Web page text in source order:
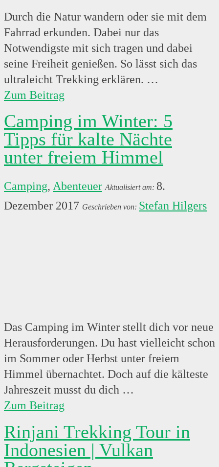
Durch die Natur wandern oder sie mit dem
Fahrrad erkunden. Dabei nur das
Notwendigste mit sich tragen und dabei
seine Freiheit genießen. So lässt sich das
ultraleicht Trekking erklären. …
Zum Beitrag
Camping im Winter: 5
Tipps für kalte Nächte
unter freiem Himmel
Camping, Abenteuer
8.
Dezember 2017
Stefan Hilgers
Das Camping im Winter stellt dich vor neue
Herausforderungen. Du hast vielleicht schon
im Sommer oder Herbst unter freiem
Himmel übernachtet. Doch auf die kälteste
Jahreszeit musst du dich …
Zum Beitrag
Rinjani Trekking Tour in
Indonesien | Vulkan